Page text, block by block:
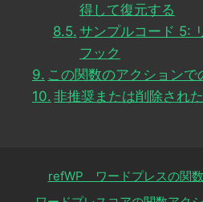
得して復元する
サンプルコード 5:
フック
この関数のアクションで
非推奨または削除され
refWP ワードプレスの関